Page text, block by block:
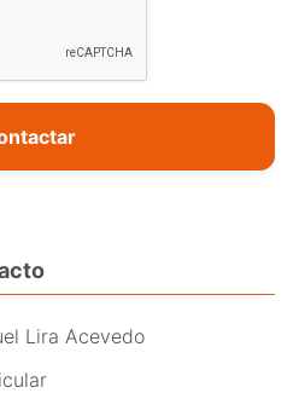
Lira Acevedo